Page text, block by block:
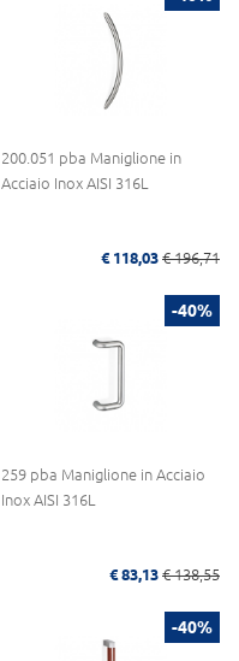
200.051 pba Maniglione in
Acciaio Inox AISI 316L
€ 118,03 € 196,71
-40%
259 pba Maniglione in Acciaio
Inox AISI 316L
€ 83,13 € 138,55
-40%